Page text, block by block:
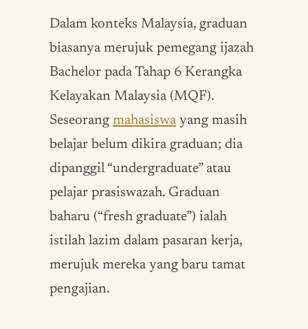
Dalam konteks Malaysia, graduan
biasanya merujuk pemegang ijazah
Bachelor pada Tahap 6 Kerangka
Kelayakan Malaysia (MQF).
Seseorang mahasiswayang masih
belajar belum dikira graduan; dia
dipanggil “undergraduate” atau
pelajar prasiswazah. Graduan
baharu (“fresh graduate”) ialah
istilah lazim dalam pasaran kerja,
merujuk mereka yang baru tamat
pengajian.